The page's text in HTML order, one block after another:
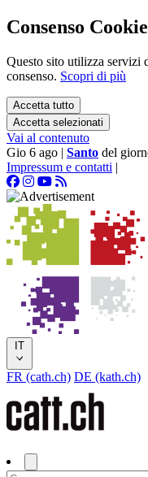
Consenso Cookie
Questo sito utilizza servizi
consenso. Scopri di più
Accetta tutto
Accetta selezionati
Vai al contenuto
Gio 6 ago | Santo del
Impressum e contatti |
IT
FR (cath.ch) DE (kath.ch)